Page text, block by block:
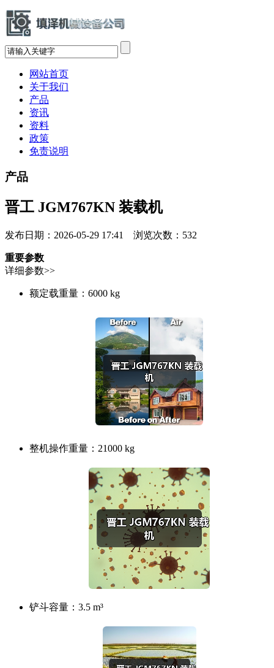
网站首页
关于我们
产品
资讯
资料
政策
免责说明
产品
晋工 JGM767KN 装载机
发布日期：2026-05-29 17:41 浏览次数： 532
重要参数
详细参数>>
额定载重量： 6000 kg
整机操作重量： 21000 kg
铲斗容量： 3.5 m³